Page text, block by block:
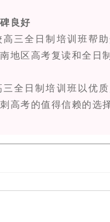
良好
全日制培训班帮助
地区高考复读和全日
日制培训班以优质
高考的值得信赖的选择